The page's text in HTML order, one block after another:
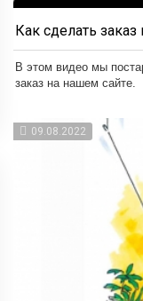
Как сделать заказ
В этом видео мы
заказ на нашем сайте.
09.08.2022